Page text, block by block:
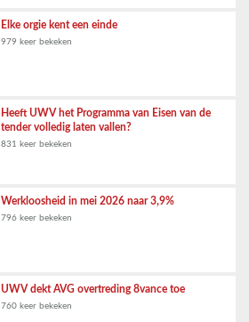
Elke orgie kent een einde
979 keer bekeken
Heeft UWV het Programma van Eisen van de
tender volledig laten vallen?
831 keer bekeken
Werkloosheid in mei 2026 naar 3,9%
796 keer bekeken
UWV dekt AVG overtreding 8vance toe
760 keer bekeken